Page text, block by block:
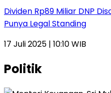
Dividen Rp89 Miliar DNP
Punya Legal Standing
17 Juli 2025 | 10:10 WIB
Politik